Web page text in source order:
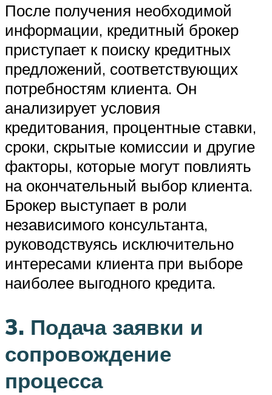
После получения необходимой
информации, кредитный брокер
приступает к поиску кредитных
предложений, соответствующих
потребностям клиента. Он
анализирует условия
кредитования, процентные ставки,
сроки, скрытые комиссии и другие
факторы, которые могут повлиять
на окончательный выбор клиента.
Брокер выступает в роли
независимого консультанта,
руководствуясь исключительно
интересами клиента при выборе
наиболее выгодного кредита.
3. Подача заявки и
сопровождение
процесса